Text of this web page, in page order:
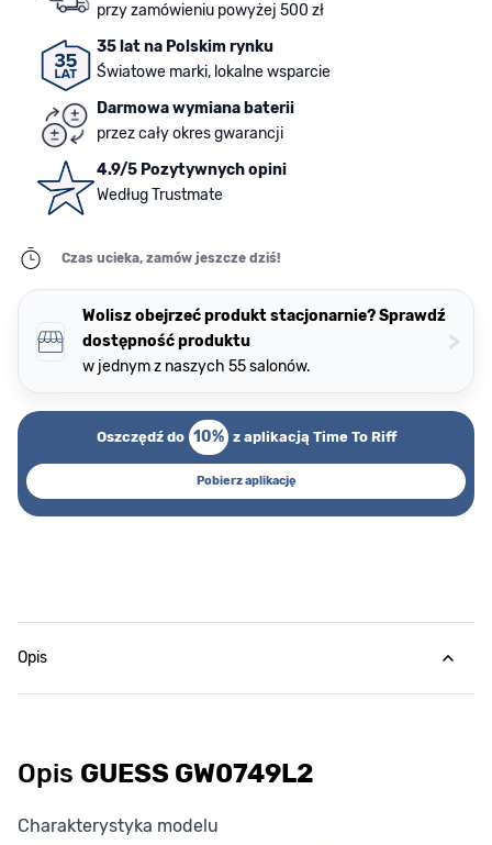
przy zamówieniu powyżej 500 zł
35 lat na Polskim rynku
Światowe marki, lokalne wsparcie
Darmowa wymiana baterii
przez cały okres gwarancji
4.9/5 Pozytywnych opini
Według Trustmate
Czas ucieka, zamów jeszcze dziś!
Wolisz obejrzeć produkt stacjonarnie? Sprawdź
dostępność produktu
w jednym z naszych 55 salonów.
>
Oszczędź do 10% z aplikacją Time To Riff
Pobierz aplikację
Opis
Opis GUESS GW0749L2
Charakterystyka modelu